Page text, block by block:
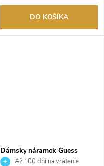
DO KOŠÍKA
Dámsky náramok Guess
JUBB03162JWRHS
Až 100 dní na vrátenie